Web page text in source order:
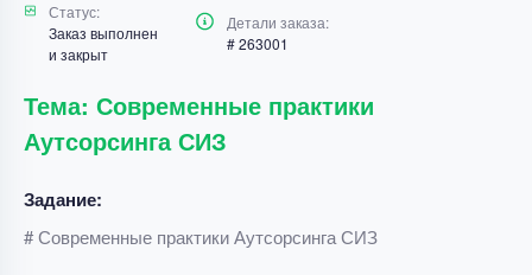
Статус:
Заказ выполнен
и закрыт
Детали заказа:
# 263001
Тема: Современные практики
Аутсорсинга СИЗ
Задание:
# Современные практики Аутсорсинга СИЗ